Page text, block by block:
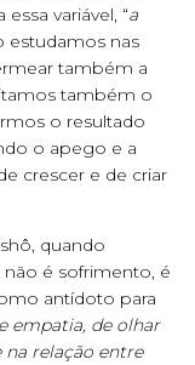
variável, “a
estudamos nas
também a
também o
o resultado
o apego e a
crescer e de criar
quando
não é sofrimento, é
antídoto para
empatia, de olhar
relação entre